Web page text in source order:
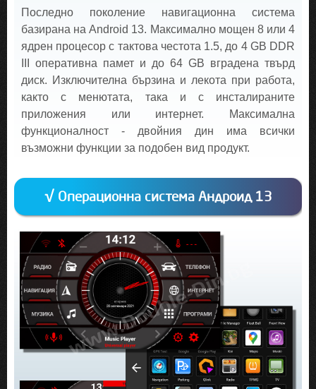
Последно поколение навигационна система
базирана на Android 13. Максимално мощен 8 или 4
ядрен процесор с тактова честота 1.5, до 4 GB DDR
III оперативна памет и до 64 GB вградена твърд
диск. Изключителна бързина и лекота при работа,
както с менютата, така и с инсталираните
приложения или интернет. Максимална
функционалност - двойния дин има всички
възможни функции за подобен вид продукт.
√ Операционна система Андроид 13